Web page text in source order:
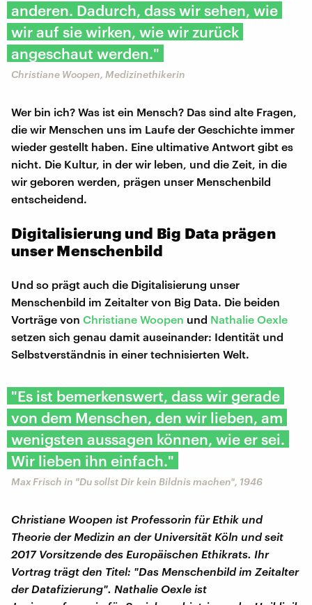
anderen. Dadurch, dass wir sehen, wie
wir auf sie wirken, wie wir zurück
angeschaut werden."
Christiane Woopen, Medizinethikerin
Wer bin ich? Was ist ein Mensch? Das sind alte Fragen,
die wir Menschen uns im Laufe der Geschichte immer
wieder gestellt haben. Eine ultimative Antwort gibt es
nicht. Die Kultur, in der wir leben, und die Zeit, in die
wir geboren werden, prägen unser Menschenbild
entscheidend.
Digitalisierung und Big Data prägen
unser Menschenbild
Und so prägt auch die Digitalisierung unser
Menschenbild im Zeitalter von Big Data. Die beiden
Vorträge von Christiane Woopen und Nathalie Oexle
setzen sich genau damit auseinander: Identität und
Selbstverständnis in einer technisierten Welt.
"Es ist bemerkenswert, dass wir gerade
von dem Menschen, den wir lieben, am
wenigsten aussagen können, wie er sei.
Wir lieben ihn einfach."
Max Frisch in "Du sollst Dir kein Bildnis machen", 1946
Christiane Woopen ist Professorin für Ethik und
Theorie der Medizin an der Universität Köln und seit
2017 Vorsitzende des Europäischen Ethikrats. Ihr
Vortrag trägt den Titel: "Das Menschenbild im Zeitalter
der Datafizierung". Nathalie Oexle ist